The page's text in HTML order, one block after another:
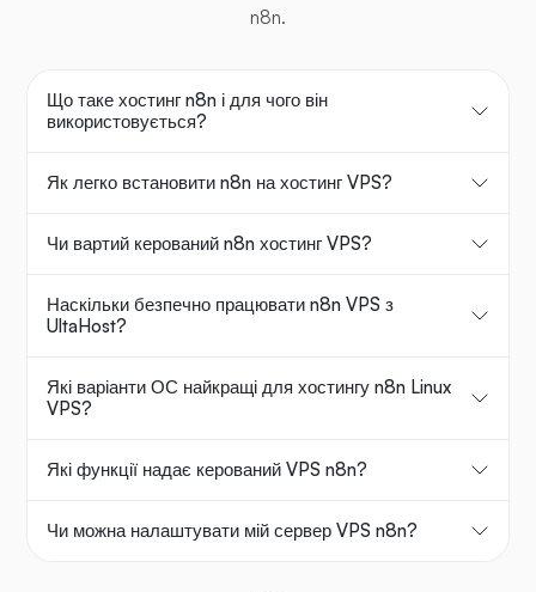
n8n.
Що таке хостинг n8n і для чого він
використовується?
Як легко встановити n8n на хостинг VPS?
Чи вартий керований n8n хостинг VPS?
Наскільки безпечно працювати n8n VPS з
UltaHost?
Які варіанти ОС найкращі для хостингу n8n Linux
VPS?
Які функції надає керований VPS n8n?
Чи можна налаштувати мій сервер VPS n8n?